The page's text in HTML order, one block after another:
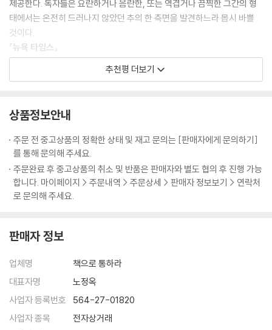
것이다. 그러나 감각으로 감지할 수 있는 측면들만이 대상의 미를 표현하
는 유일한 요소는 아니다. 인체의 경우, 정신과 성격이라는 성질 역시 두드
러진 역할을 하는데, 이것들은 육체의 눈이라기보다는 정신의 눈으로 감지
된다.
- 1. 고대 그리스의 이상적인 미, p. 41
신성과 사상의 아름다움과도 관련된 것이다.
에코는 단지 미적인 것과 관련된 사실과 사상을 역사적 시기에 따라 보여
주는 데 그치지 않는다. 그는 문화사적 관점에서 역사를 해석해 가면서 하
나의 미적 이상이 지배적인 시대에서도 다른 미적인 이념들이 공존했으며,
그 이념들은 사회 변동과 계급 간의 갈등, 새로운 사실과 가치의 발견을 토
대로 성장하고 쇠락하는 경쟁 관계에 있었음을 보여 준다. 그리고 무엇보
의 핵심을 짚어 냄으로써, 그 시대의 분위기를 온전히 되살려 낸다. 그리고
독립된 예술 작품을 감상하는 것이 아니라 그 시대의 맥락 속에서 예술 작
품들을 재발견하게 된다.
예를 들어 에코는 중세를 기존의 해석과 정반대되는 입장에서 해석한다.
그에 따르면 사람들에게 <암흑의 시대>라는 이미지로 각인되어 있는 중
세는 사실 빛에 대한 동경으로 충만한 시대라는 것이다. 또한 오늘날의 낭
사이의 연애에 그 기초를 두고 있으며, 그리고 괴기스러운 이미지들의 근
제시하고 있다.
『미의 역사』에 이은 『추의 역사』 출간,
제공한다. 독자들은 요란하거나 음란한, 또는 역겹거나 끔찍한 그간의 형
태에서는 온전히 드러나지 않았던 추의 한 측면을 발견하느라 몹시 바쁠
것이다.
『뉴욕 타임스』
전 시대를 아우르는 미학의 핵심적인 두 개념 사이의 상호 연관성에 대하
는지를 진지하게 고민하였다.
이미 아리스토텔레스는 추함이 우선은 거부할 수 없을 정도로 우리를 끌어
들였다가 그 뒤에 곧바로 내쫓아 버린다고 이야기하였다. 결국 "아름다운
것이 아름다운 것이 아니라 우리의 매력을 끄는 것이 아름다운 것"처럼, 추
「라 스탐파La Stampa」
추천평 더보기
상품정보안내
주문 전 중고상품의 정확한 상태 및 재고 문의는 [판매자에게 문의하기]
를 통해 문의해 주세요.
주문완료 후 중고상품의 취소 및 반품은 판매자와 별도 협의 후 진행 가능
합니다. 마이페이지 > 주문내역 > 주문상세 > 판매자 정보보기 > 연락처
로 문의해 주세요.
판매자 정보
업체명
책으로 통하라
대표자명
노정옥
사업자 등록번호
564-27-01820
사업자 종목
전자상거래